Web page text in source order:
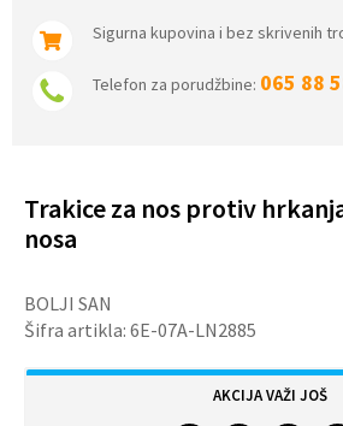
Sigurna kupovina i bez skrivenih
Telefon za porudžbine: 065 88
Trakice za nos protiv
nosa
BOLJI SAN
Šifra artikla: 6E-07A-LN2885
AKCIJA VAŽI JOŠ